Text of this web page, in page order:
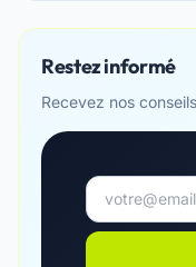
Restez informé
Recevez nos